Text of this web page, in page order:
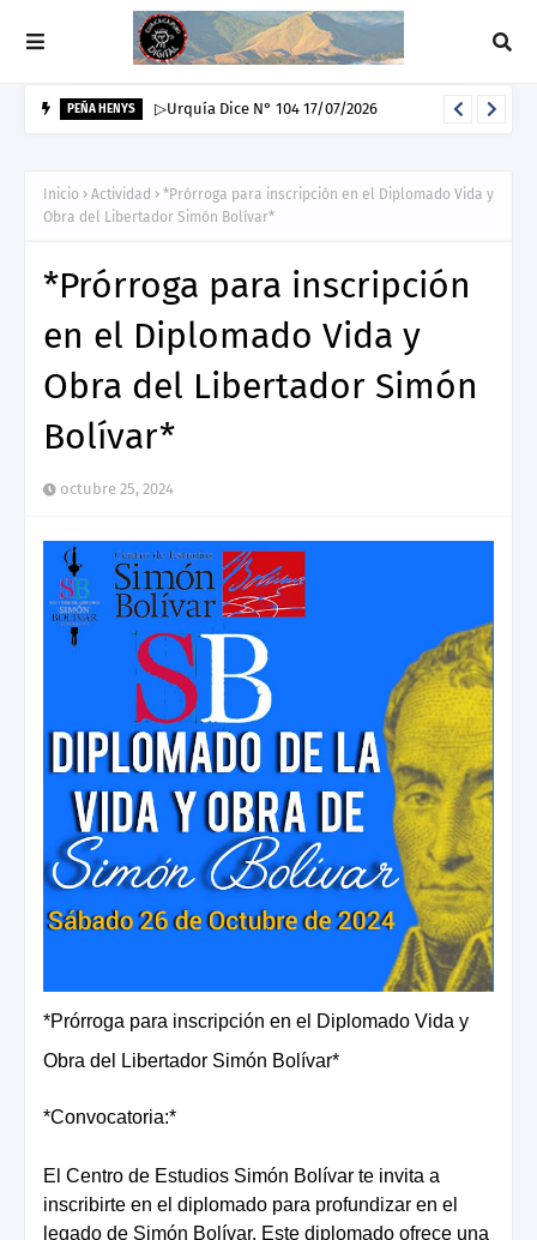
PEÑA HENYS ▷Urquía Dice N° 104 17/07/2026
Inicio Actividad
*Prórroga para inscripción en el Diplomado Vida y
Obra del Libertador Simón Bolívar*
*Prórroga para inscripción
en el Diplomado Vida y
Obra del Libertador Simón
Bolívar*
octubre 25, 2024
*Prórroga para inscripción en el Diplomado Vida y
Obra del Libertador Simón Bolívar*
*Convocatoria:*
El Centro de Estudios Simón Bolívar te invita a
inscribirte en el diplomado para profundizar en el
legado de Simón Bolívar. Este diplomado ofrece una